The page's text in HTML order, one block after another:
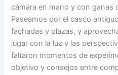
cámara en mano y con ganas
Paseamos por el casco
fachadas y plazas, y
jugar con la luz y las
faltaron momentos de
objetivo y consejos entre